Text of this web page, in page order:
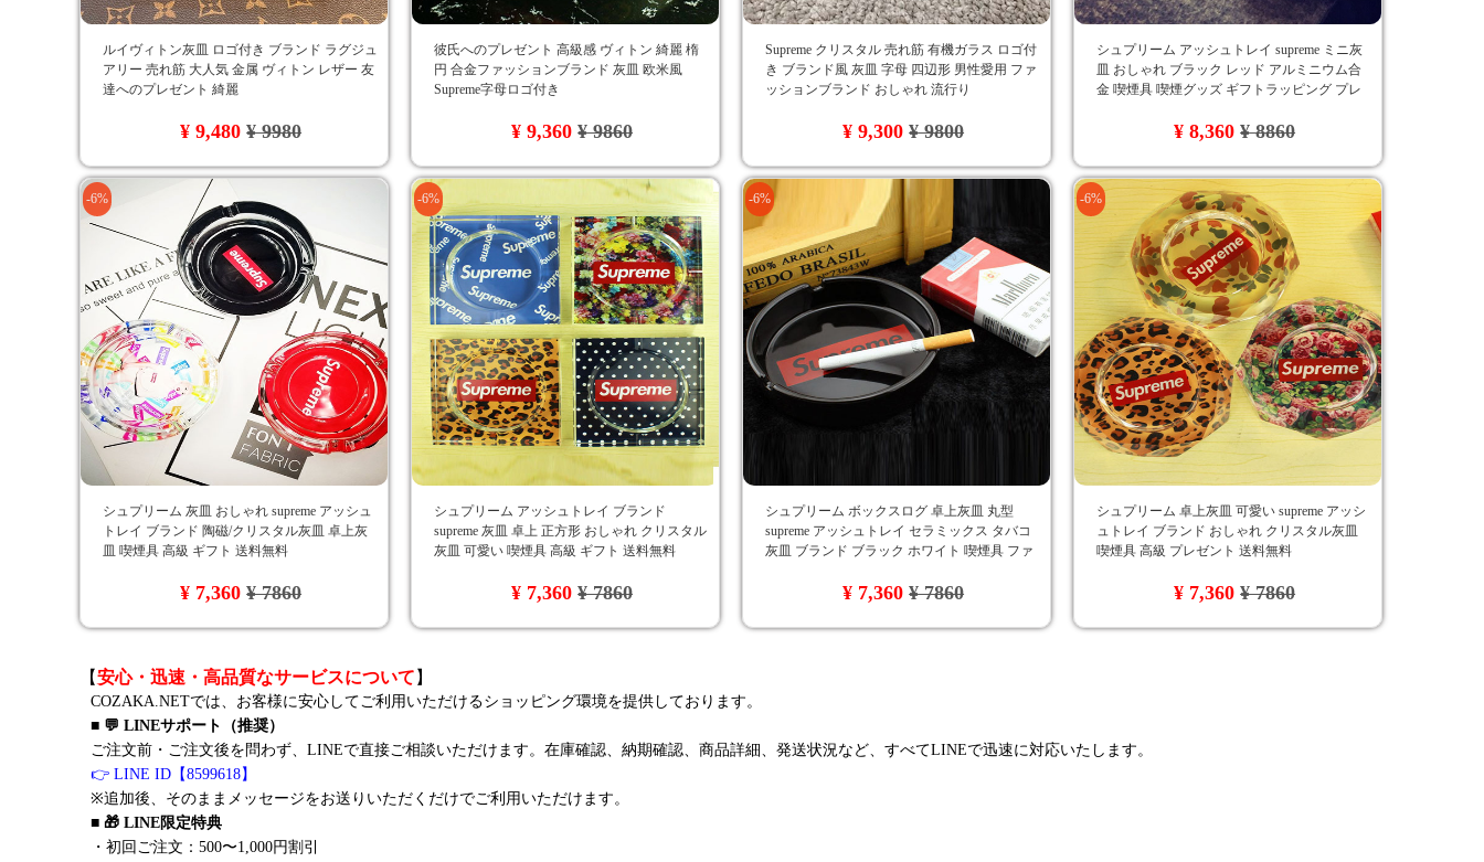
ルイヴィトン灰皿 ロゴ付き ブランド ラグジュ
アリー 売れ筋 大人気 金属 ヴィトン レザー 友
達へのプレゼント 綺麗
¥ 9,480¥ 9980
彼氏へのプレゼント 高級感 ヴィトン 綺麗 楕
円 合金ファッションブランド 灰皿 欧米風
Supreme字母ロゴ付き
¥ 9,360¥ 9860
Supreme クリスタル 売れ筋 有機ガラス ロゴ付
き ブランド風 灰皿 字母 四辺形 男性愛用 ファ
ッションブランド おしゃれ 流行り
¥ 9,300¥ 9800
シュプリーム アッシュトレイ supreme ミニ灰
皿 おしゃれ ブラック レッド アルミニウム合
金​ 喫煙具 喫煙グッズ ギフトラッピング プレ
¥ 8,360¥ 8860
-6%
シュプリーム 灰皿 おしゃれ supreme アッシュ
トレイ ブランド 陶磁/クリスタル灰皿 卓上灰
皿 喫煙具 高級 ギフト 送料無料
¥ 7,360¥ 7860
-6%
シュプリーム アッシュトレイ ブランド
supreme 灰皿 卓上 正方形 おしゃれ クリスタル
灰皿 可愛い 喫煙具 高級 ギフト 送料無料
¥ 7,360¥ 7860
-6%
シュプリーム ボックスログ 卓上灰皿 丸型
supreme アッシュトレイ セラミックス タバコ
灰皿 ブランド ブラック ホワイト 喫煙具 ファ
¥ 7,360¥ 7860
-6%
シュプリーム 卓上灰皿 可愛い supreme アッシ
ュトレイ ブランド おしゃれ クリスタル灰皿
喫煙具 高級 プレゼント 送料無料
¥ 7,360¥ 7860
【安心・迅速・高品質なサービスについて 】
COZAKA.NETでは、お客様に安心してご利用いただけるショッピング環境を提供しております。
■ 💬 LINEサポート（推奨）
ご注文前・ご注文後を問わず、LINEで直接ご相談いただけます。在庫確認、納期確認、商品詳細、発送状況など、すべてLINEで迅速に対応いたします。
👉 LINE ID【8599618】
※追加後、そのままメッセージをお送りいただくだけでご利用いただけます。
■ 🎁 LINE限定特典
・初回ご注文：500〜1,000円割引